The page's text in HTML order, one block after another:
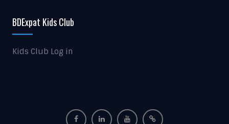
BDExpat Kids Club
Kids Club Log in